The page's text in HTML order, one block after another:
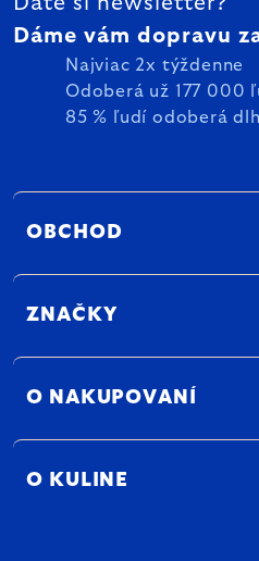
Dáme vám dopravu
Najviac 2x týždenne
Odoberá už 177 000
85 % ľudí odoberá
OBCHOD
ZNAČKY
O NAKUPOVANÍ
O KULINE